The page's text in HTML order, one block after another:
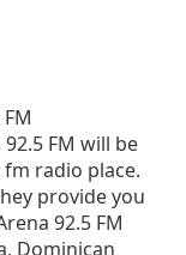
FM will be
radio place.
provide you
92.5 FM
Dominican